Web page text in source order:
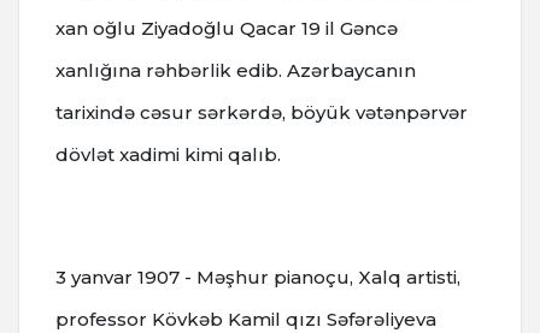
xan oğlu Ziyadoğlu Qacar 19 il Gəncə
xanlığına rəhbərlik edib. Azərbaycanın
tarixində cəsur sərkərdə, böyük vətənpərvər
dövlət xadimi kimi qalıb.
3 yanvar 1907 - Məşhur pianoçu, Xalq artisti,
professor Kövkəb Kamil qızı Səfərəliyeva